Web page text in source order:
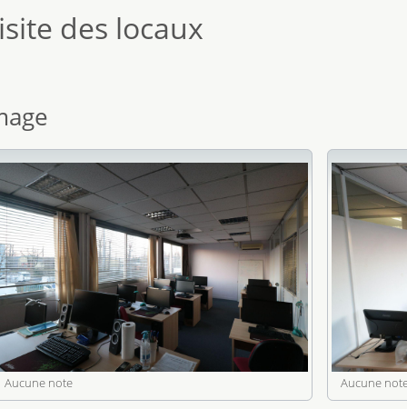
des locaux
Aucune note Aucune